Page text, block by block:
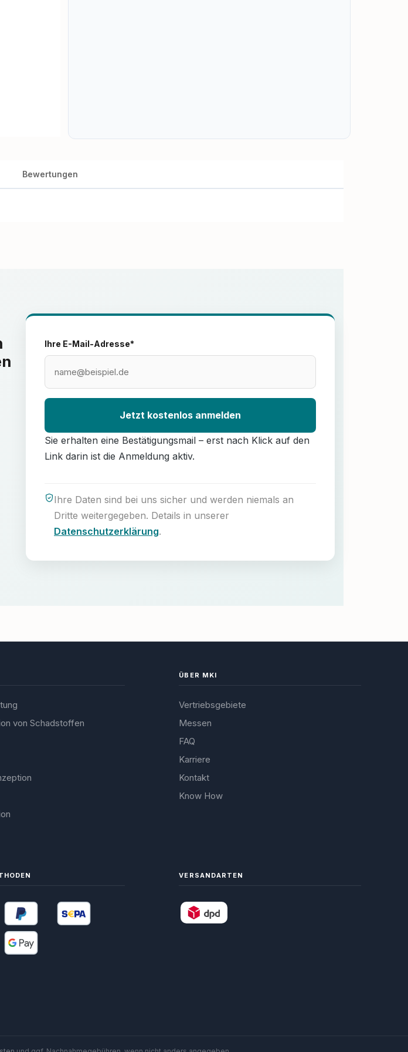
Bewertungen
Ihre E-Mail-Adresse*
Jetzt kostenlos anmelden
Sie erhalten eine Bestätigungsmail – erst nach Klick auf den
Link darin ist die Anmeldung aktiv.
Ihre Daten sind bei uns sicher und werden niemals an
Dritte weitergegeben. Details in unserer
Datenschutzerklärung.
von Schadstoffen
ÜBER MKI
Vertriebsgebiete
Messen
FAQ
Karriere
Kontakt
Know How
VERSANDARTEN